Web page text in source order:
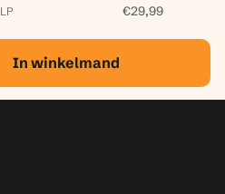
LP €29,99
In winkelmand